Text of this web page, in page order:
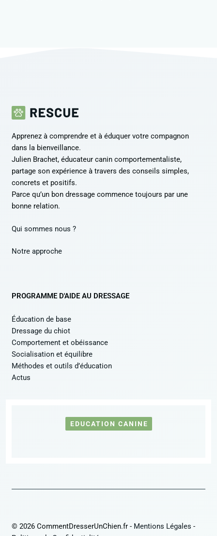
Apprenez à comprendre et à éduquer votre compagnon
dans la bienveillance.
Julien Brachet, éducateur canin comportementaliste,
partage son expérience à travers des conseils simples,
concrets et positifs.
Parce qu’un bon dressage commence toujours par une
bonne relation.
Qui sommes nous ?
Notre approche
PROGRAMME D'AIDE AU DRESSAGE
Éducation de base
Dressage du chiot
Comportement et obéissance
Socialisation et équilibre
Méthodes et outils d’éducation
Actus
EDUCATION CANINE
© 2026 CommentDresserUnChien.fr - Mentions Légales -